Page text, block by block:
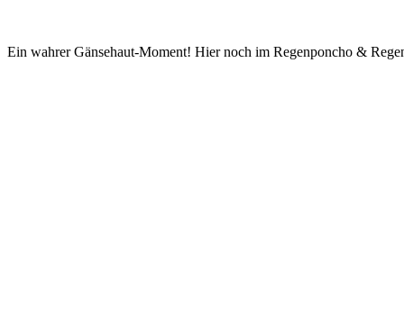
Ein wahrer Gänsehaut-Moment! Hier noch im Regenponcho &